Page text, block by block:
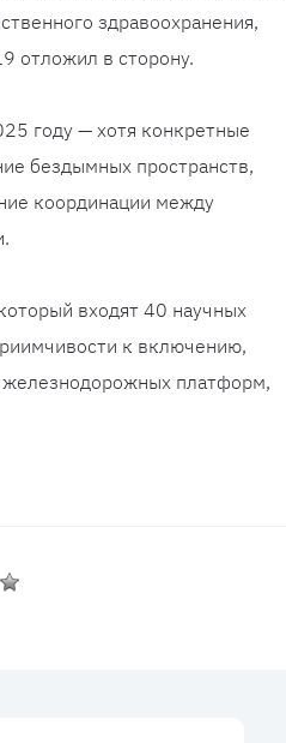
здравоохранения,
отложил в сторону.
году — хотя конкретные
бездымных пространств,
координации между
входят 40 научных
к включению,
железнодорожных платформ,